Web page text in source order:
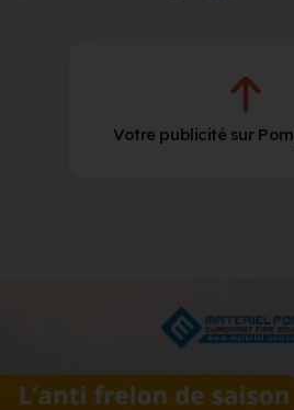
Votre publicité sur